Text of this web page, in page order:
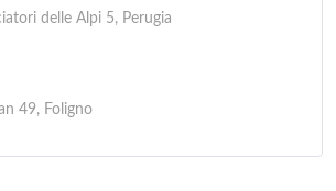
delle Alpi 5, Perugia
49, Foligno